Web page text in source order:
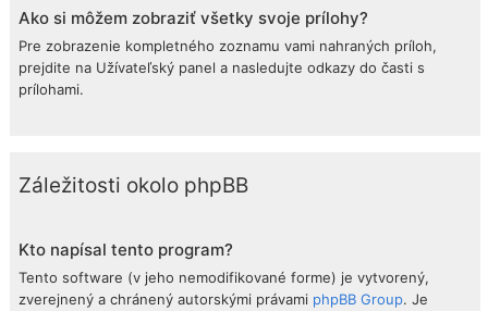
Ako si môžem zobraziť všetky svoje prílohy?
Pre zobrazenie kompletného zoznamu vami nahraných príloh,
prejdite na Užívateľský panel a nasledujte odkazy do časti s
prílohami.
Záležitosti okolo phpBB
Kto napísal tento program?
Tento software (v jeho nemodifikované forme) je vytvorený,
zverejnený a chránený autorskými právami phpBB Group. Je